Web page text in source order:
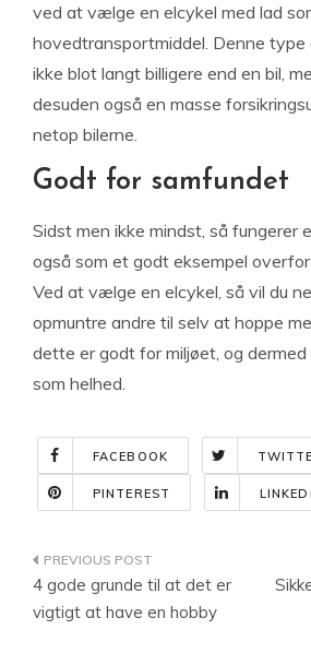
ved at vælge en elcykel med lad
hovedtransportmiddel. Denne type
ikke blot langt billigere end en bil,
desuden også en masse
netop bilerne.
Godt for samfundet
Sidst men ikke mindst, så fungerer
også som et godt eksempel
Ved at vælge en elcykel, så vil du
opmuntre andre til selv at hoppe
dette er godt for miljøet, og
som helhed.
FACEBOOK
PINTEREST
Indlægsnavigation
4 gode grunde til at det er
vigtigt at have en hobby